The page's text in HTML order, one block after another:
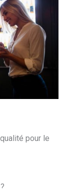
pour le